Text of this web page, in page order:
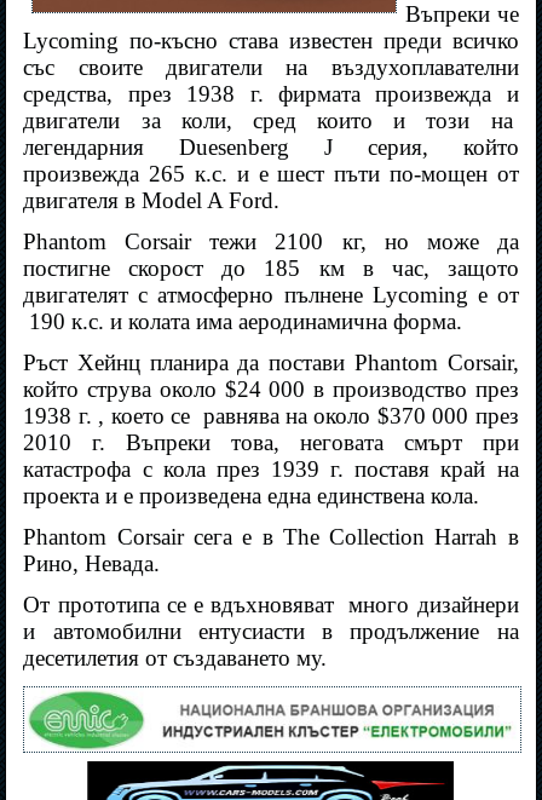
Въпреки че
Lycoming по-късно става известен преди всичко
със своите двигатели на въздухоплавателни
средства, през 1938 г. фирмата произвежда и
двигатели за коли, сред които и този на
легендарния Duesenberg J серия, който
произвежда 265 к.с. и е шест пъти по-мощен от
двигателя в Model A Ford.
Phantom Corsair тежи 2100 кг, но може да
постигне скорост до 185 км в час, защото
двигателят с атмосферно пълнене Lycoming е от
190 к.с. и колата има аеродинамична форма.
Ръст Хейнц планира да постави Phantom Corsair,
който струва около $24 000 в производство през
1938 г. , което се равнява на около $370 000 през
2010 г. Въпреки това, неговата смърт при
катастрофа с кола през 1939 г. поставя край на
проекта и е произведена една единствена кола.
Phantom Corsair сега е в The Collection Harrah в
Рино, Невада.
От прототипа се е вдъхновяват много дизайнери
и автомобилни ентусиасти в продължение на
десетилетия от създаването му.